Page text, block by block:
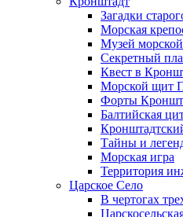
Загадки
Морская
Музей
Секретный
Квест в
Морской щит
Форты
Балтийская
Тайны и
Морская игра
Территория
Царское Село
В чертогах